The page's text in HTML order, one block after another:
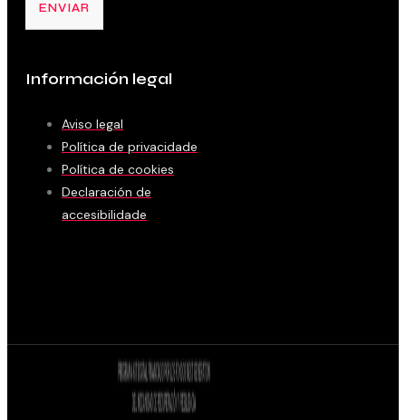
ENVIAR
Información legal
Aviso legal
Política de privacidade
Política de cookies
Declaración de
accesibilidade